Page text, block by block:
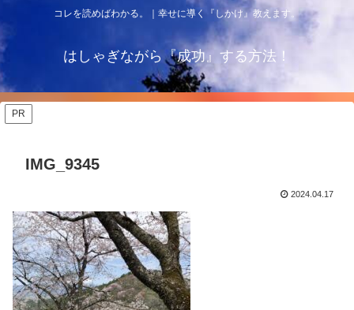
コレを読めばわかる。｜幸せに導く『しかけ』教えます。
はしゃぎながら『成功』する方法！
PR
IMG_9345
2024.04.17